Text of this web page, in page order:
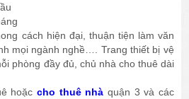
cách hiện đại, thuận tiện làm văn
mọi ngành nghề…. Trang thiết bị vệ
phòng đầy đủ, chủ nhà cho thuê dài
hoặc cho thuê nhà quận 3 và các